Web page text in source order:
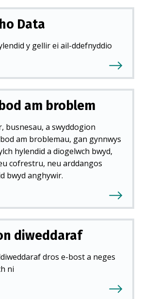
Data
y gellir ei ail-ddefnyddio
am broblem
busnesau, a swyddogion
am broblemau, gan gynnwys
hylendid a diogelwch bwyd,
cofrestru, neu arddangos
bwyd anghywir.
diweddaraf
dros e-bost a neges
ni